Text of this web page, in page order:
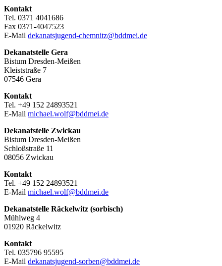
Kontakt
Tel. 0371 4041686
Fax 0371-4047523
E-Mail dekanatsjugend-chemnitz@bddmei.de
Dekanatstelle Gera
Bistum Dresden-Meißen
Kleiststraße 7
07546 Gera
Kontakt
Tel. +49 152 24893521
E-Mail michael.wolf@bddmei.de
Dekanatstelle Zwickau
Bistum Dresden-Meißen
Schloßstraße 11
08056 Zwickau
Kontakt
Tel. +49 152 24893521
E-Mail michael.wolf@bddmei.de
Dekanatstelle Räckelwitz (sorbisch)
Mühlweg 4
01920 Räckelwitz
Kontakt
Tel. 035796 95595
E-Mail dekanatsjugend-sorben@bddmei.de